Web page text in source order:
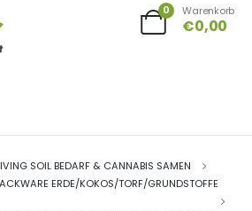
0 Warenkorb
€0,00
SOIL BEDARF & CANNABIS SAMEN
ERDE/KOKOS/TORF/GRUNDSTOFFE